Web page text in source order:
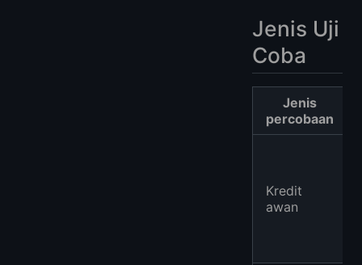
Jenis Uji
Coba
Jenis
percobaan
Kredit
awan